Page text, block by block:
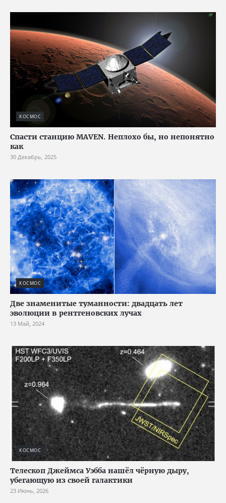
КОСМОС
Спасти станцию MAVEN. Неплохо бы, но непонятно
как
30 Декабрь, 2025
КОСМОС
Две знаменитые туманности: двадцать лет
эволюции в рентгеновских лучах
13 Май, 2024
КОСМОС
Телескоп Джеймса Уэбба нашёл чёрную дыру,
убегающую из своей галактики
23 Июнь, 2026